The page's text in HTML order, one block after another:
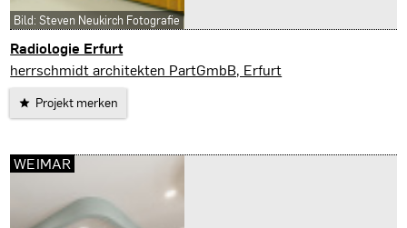
Radiologie Erfurt
Erfurt
herrschmidt architekten PartGmbB, Erfurt
Projekt merken
Bild: Steven Neukirch Fotografie
WEIMAR